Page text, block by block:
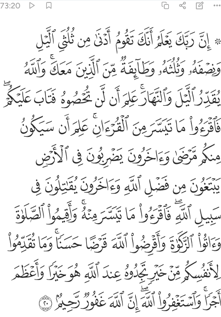
73:20
۞ ان ربك يعلم انك تقوم ادنى من ثلثي الليل ونصفه وثلثه وطايفة من
۞ إِنَّ رَبَّكَ يَعْلَمُ أَنَّكَ تَقُومُ أَدْنَىٰ مِن ثُلُثَىِ ٱلَّيْلِ وَنِصْفَهُۥ وَثُلُثَهُۥ
ﱁ ﱂﱃﱄﱅﱆﱇﱈﱉﱊ
ﱋﱌﱍﱎﱏﱐﱑﱒ
ﱓﱔﱕﱖﱗﱘﱙﱚﱛﱜﱝ
ﱞﱟﱠﱡﱢﱣﱤﱥﱦ
ﱧﱨﱩﱪﱫﱬ
ﱭﱮﱯﱰﱱﱲﱳ
ﱴﱵﱶﱷﱸﱹﱺﱻﱼﱽ
ﱾﱿﲀﲁﲂﲃﲄﲅﲆ
ﲇﲈﲉﲊﲋﲌﲍﲎﲏ
ﲐﲑﲒﲓﲔﲕﲖﲗﲘﲙ